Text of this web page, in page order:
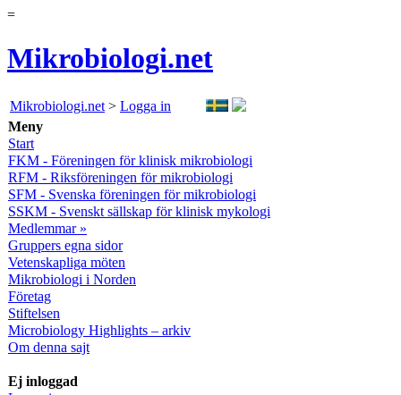
=
Mikrobiologi.net
Mikrobiologi.net > Logga in
Meny
Start
FKM - Föreningen för klinisk mikrobiologi
RFM - Riksföreningen för mikrobiologi
SFM - Svenska föreningen för mikrobiologi
SSKM - Svenskt sällskap för klinisk mykologi
Medlemmar »
Gruppers egna sidor
Vetenskapliga möten
Mikrobiologi i Norden
Företag
Stiftelsen
Microbiology Highlights – arkiv
Om denna sajt
Ej inloggad